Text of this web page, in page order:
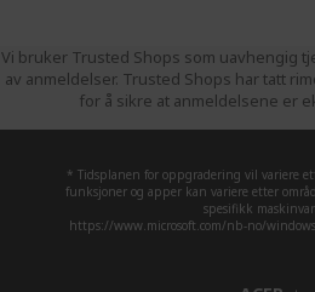
Vi bruker Trusted Shops som uavhengig
av anmeldelser. Trusted Shops har tatt
for å sikre at anmeldelsene er
* Tidsplanen for oppgradering vil variere
funksjoner og apper kan variere etter
spesifikk
https://www.microsoft.com/nb-no/